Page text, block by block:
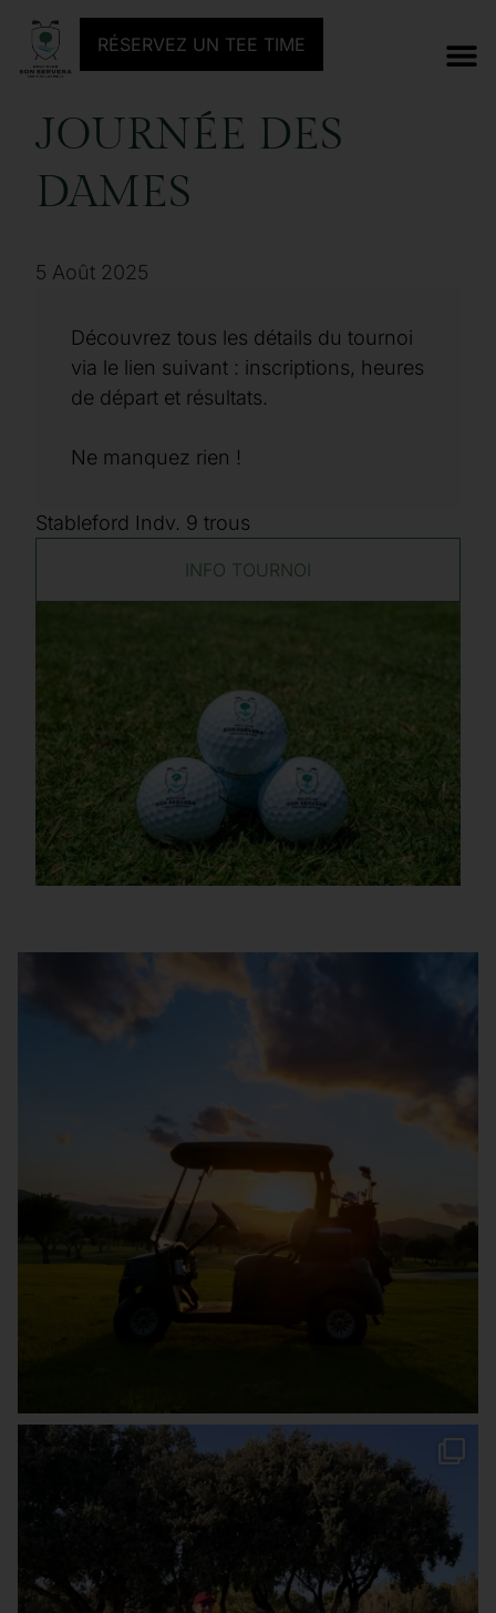
RÉSERVEZ UN TEE TIME
TOURNOI PRÉCÉDENT
JOURNÉE DES
DAMES
5 Août 2025
Découvrez tous les détails du tournoi
via le lien suivant : inscriptions, heures
de départ et résultats.
Ne manquez rien !
Stableford Indv. 9 trous
INFO TOURNOI